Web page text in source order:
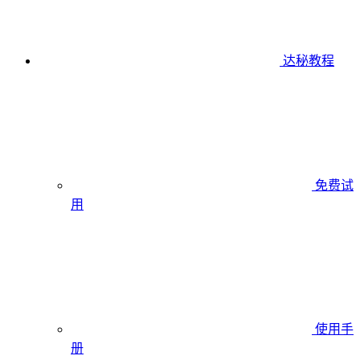
达秘教程
免费试
用
使用手
册